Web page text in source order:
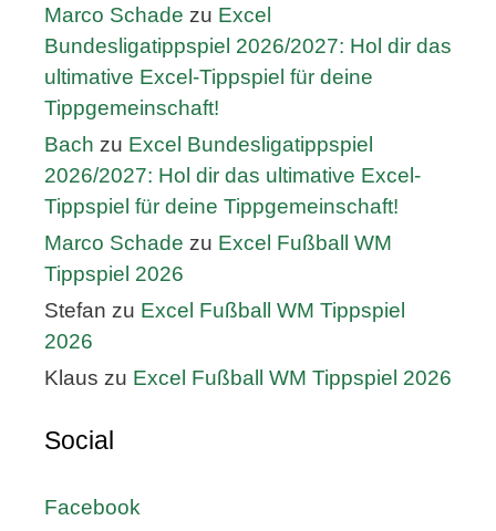
Marco Schade zu Excel
Bundesligatippspiel 2026/2027: Hol dir das
ultimative Excel-Tippspiel für deine
Tippgemeinschaft!
Bach zu Excel Bundesligatippspiel
2026/2027: Hol dir das ultimative Excel-
Tippspiel für deine Tippgemeinschaft!
Marco Schade zu Excel Fußball WM
Tippspiel 2026
Stefan zu Excel Fußball WM Tippspiel
2026
Klaus zu Excel Fußball WM Tippspiel 2026
Social
Facebook